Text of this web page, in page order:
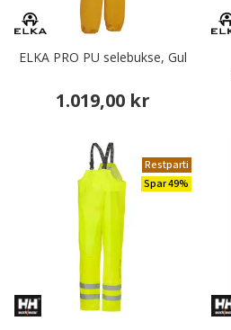
ELKA PRO PU selebukse, Gul
1.019,00 kr
Restparti
Spar 49%